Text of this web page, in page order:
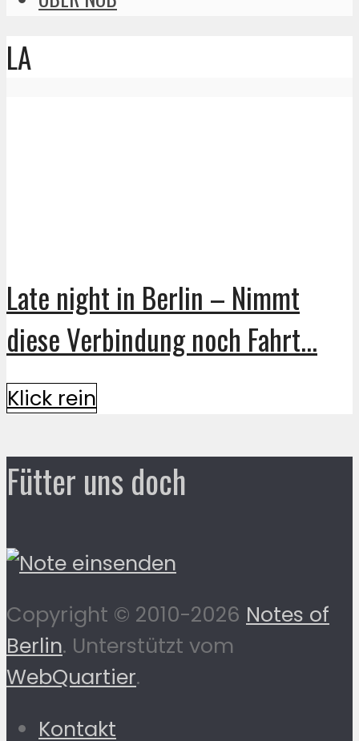
LA
Late night in Berlin – Nimmt
diese Verbindung noch Fahrt...
Klick rein
Fütter uns doch
Copyright © 2010-2026 Notes of
Berlin. Unterstützt vom
WebQuartier.
Kontakt